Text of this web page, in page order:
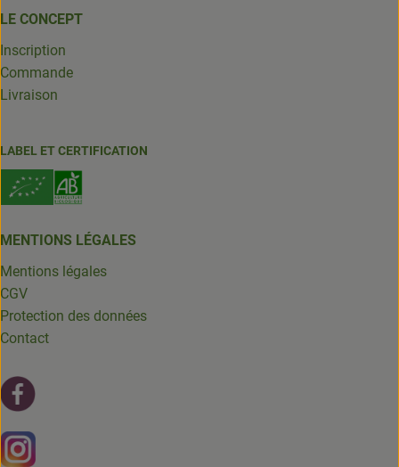
LE CONCEPT
Inscription
Commande
Livraison
LABEL ET CERTIFICATION
MENTIONS LÉGALES
Mentions légales
CGV
Protection des données
Contact
Lien externe vers https://www.instagram.com/